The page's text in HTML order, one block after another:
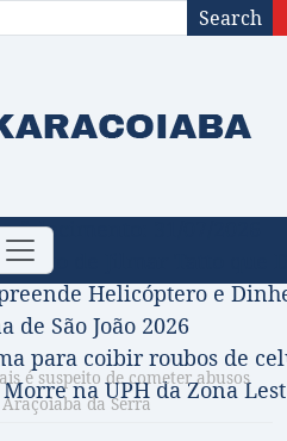
Search
Toggle
navigation
falecimento: 31/07/2026
Projeto de Jilmar Tatto
Helicóptero e
de São João 2026
para coibir roubos de
na UPH da Zona
é suspeito de cometer abusos
da Serra